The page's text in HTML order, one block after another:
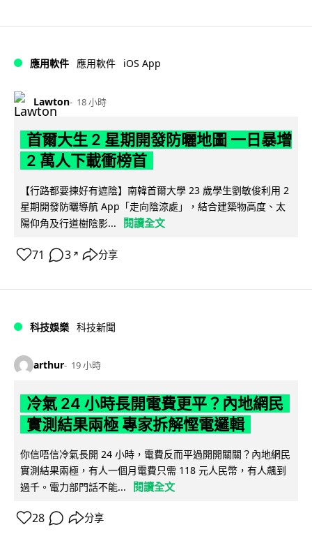
應用軟件 應用軟件 iOS App
Lawton 18 小時
首爾大生 2 星期開發防曬地圖 一日暴增
2 萬人下載衝榜首
【行路都要揀好有遮陰】南韓首爾大學 23 歲學生劉敏俊利用 2
星期開發防曬導航 App「走向陰涼處」，結合建築物高度、太
陽仰角及行道樹陰影...
閱讀全文
71 3 ↗ 分享
科技娛樂 科技新聞
arthur 19 小時
冷氣 24 小時長開電費更平？內地網民
實測結果兩極 專家拆解慳電邏輯
你信唔信冷氣長開 24 小時，電費反而平過開開關關？內地網民
實測結果兩極，有人一個月電費只需 118 元人民幣，有人飆到
過千。電力部門話不能...
閱讀全文
28 分享